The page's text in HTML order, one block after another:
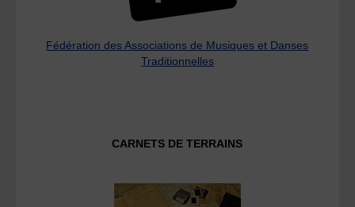
Fédération des Associations de Musiques et Danses
Traditionnelles
CARNETS DE TERRAINS